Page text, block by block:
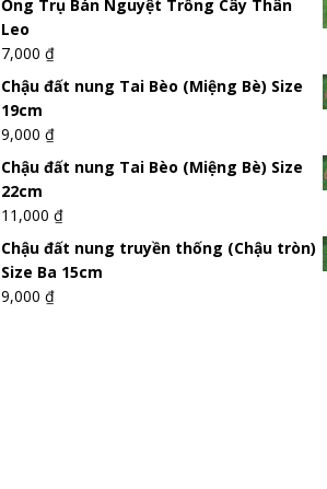
Ống Trụ Bán Nguyệt Trồng Cây Thân
Leo
7,000 ₫
Chậu đất nung Tai Bèo (Miệng Bè) Size
19cm
9,000 ₫
Chậu đất nung Tai Bèo (Miệng Bè) Size
22cm
11,000 ₫
Chậu đất nung truyền thống (Chậu tròn)
Size Ba 15cm
9,000 ₫